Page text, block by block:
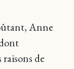
Anne
raisons de